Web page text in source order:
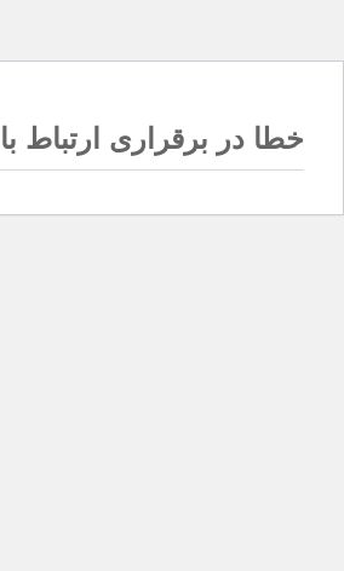
خطا در برقراری ارتباط با